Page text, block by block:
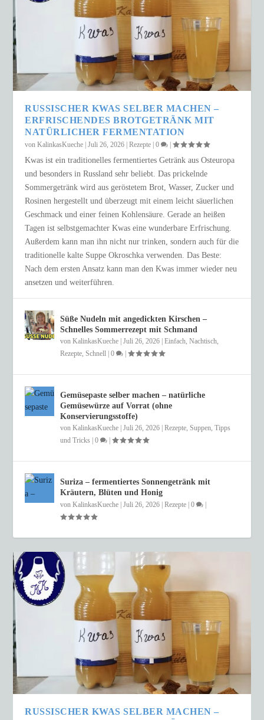
RUSSISCHER KWAS SELBER MACHEN –
ERFRISCHENDES BROTGETRÄNK MIT
NATÜRLICHER FERMENTATION
vonKalinkasKueche |Juli 26, 2026 |Rezepte |0 |
Kwas ist ein traditionelles fermentiertes Getränk aus Osteuropa
und besonders in Russland sehr beliebt. Das prickelnde
Sommergetränk wird aus geröstetem Brot, Wasser, Zucker und
Rosinen hergestellt und überzeugt mit einem leicht säuerlichen
Geschmack und einer feinen Kohlensäure. Gerade an heißen
Tagen ist selbstgemachter Kwas eine wunderbare Erfrischung.
Außerdem kann man ihn nicht nur trinken, sondern auch für die
traditionelle kalte Suppe Okroschka verwenden. Das Beste:
Nach dem ersten Ansatz kann man den Kwas immer wieder neu
ansetzen und weiterführen.
Süße Nudeln mit angedickten Kirschen –
Schnelles Sommerrezept mit Schmand
vonKalinkasKueche |Juli 26, 2026 |Einfach ,Nachtisch
Rezepte ,Schnell |0 |
Gemüsepaste selber machen – natürliche
Gemüsewürze auf Vorrat (ohne
Konservierungsstoffe)
vonKalinkasKueche |Juli 26, 2026 |Rezepte ,Suppen ,Tipps
und Tricks |0 |
Suriza – fermentiertes Sonnengetränk mit
Kräutern, Blüten und Honig
vonKalinkasKueche |Juli 26, 2026 |Rezepte |0 |
RUSSISCHER KWAS SELBER MACHEN –